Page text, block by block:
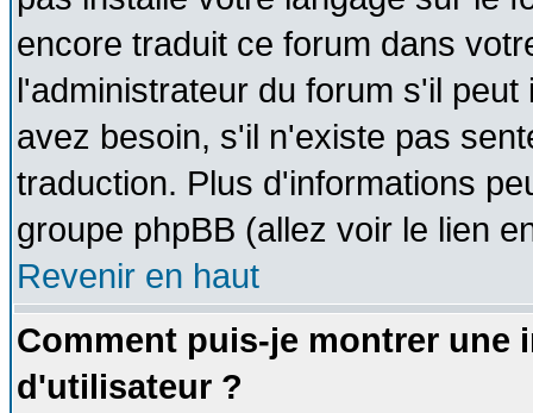
encore traduit ce forum dans
l'administrateur du forum s'il
avez besoin, s'il n'existe pas
traduction. Plus d'informations
groupe phpBB (allez voir le lien
Revenir en haut
Comment puis-je montrer une
d'utilisateur ?